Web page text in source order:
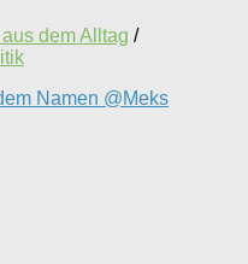
dem Alltag /
Namen @Meks